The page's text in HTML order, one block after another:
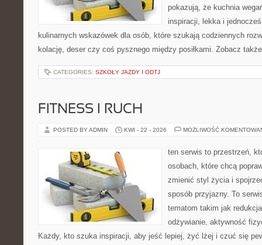
pokazują, że kuchnia
inspiracji, lekka i
kulinarnych wskazówek dla osób, które szukają codziennych
kolację, deser czy coś pysznego między posiłkami. Zobacz
CATEGORIES: SZKOŁY JAZDY I ODTJ
FITNESS I RUCH
POSTED BY ADMIN KWI - 22 - 2026 MOŻLIWOŚĆ
ten serwis to przestrzeń,
osobach, które chcą
zmienić styl życia i
sposób przyjazny. To
tematom takim jak
odżywianie, aktywność
Każdy, kto szuka inspiracji, aby jeść lepiej, żyć lżej i czuć się